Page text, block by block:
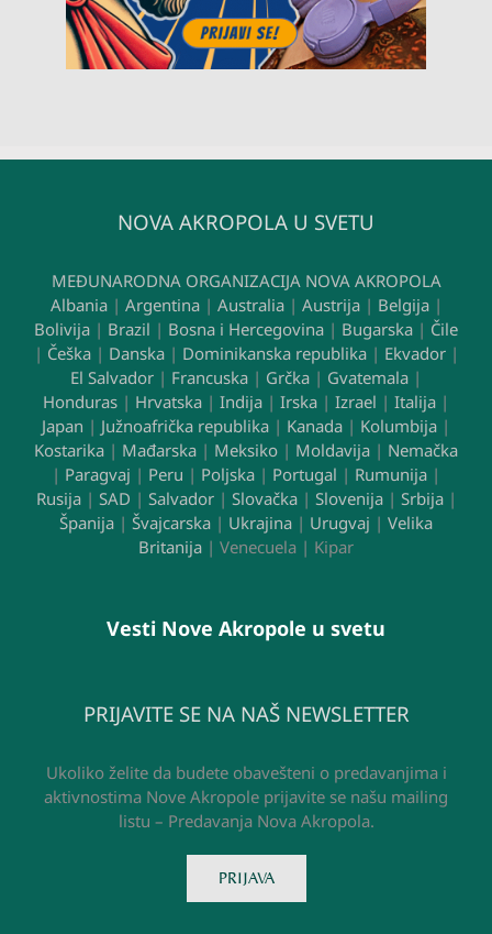
NOVA AKROPOLA U SVETU
MEĐUNARODNA ORGANIZACIJA NOVA AKROPOLA
Albania| Argentina| Australia| Austrija| Belgija|
Bolivija | Brazil | Bosna i Hercegovina | Bugarska | Čile
| Češka| Danska| Dominikanska republika| Ekvador|
El Salvador | Francuska | Grčka | Gvatemala |
Honduras | Hrvatska | Indija | Irska | Izrael | Italija |
Japan | Južnoafrička republika | Kanada | Kolumbija |
Kostarika | Mađarska | Meksiko | Moldavija | Nemačka
| Paragvaj | Peru | Poljska | Portugal | Rumunija |
Rusija| SAD | Salvador| Slovačka| Slovenija| Srbija|
Španija | Švajcarska | Ukrajina | Urugvaj | Velika
Britanija | Venecuela | Kipar
Vesti Nove Akropole u svetu
PRIJAVITE SE NA NAŠ NEWSLETTER
Ukoliko želite da budete obavešteni o predavanjima i
aktivnostima Nove Akropole prijavite se našu mailing
listu – Predavanja Nova Akropola.
PRIJAVA